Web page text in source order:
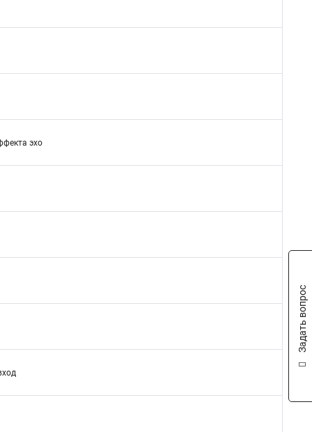
эхо
Задать вопрос